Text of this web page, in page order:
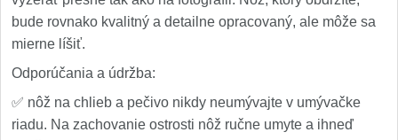
bude rovnako kvalitný a detailne opracovaný, ale môže sa
mierne líšiť.
Odporúčania a údržba:
✅ nôž na chlieb a pečivo nikdy neumývajte v umývačke
riadu. Na zachovanie ostrosti nôž ručne umyte a ihneď